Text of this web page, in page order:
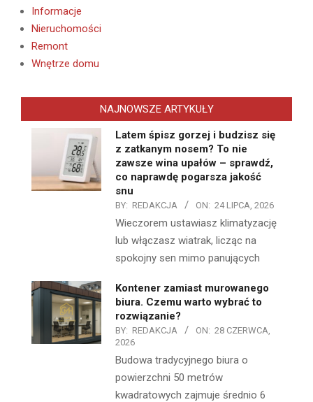
Informacje
Nieruchomości
Remont
Wnętrze domu
NAJNOWSZE ARTYKUŁY
Latem śpisz gorzej i budzisz się
z zatkanym nosem? To nie
zawsze wina upałów – sprawdź,
co naprawdę pogarsza jakość
snu
BY: REDAKCJA ON: 24 LIPCA, 2026
Wieczorem ustawiasz klimatyzację
lub włączasz wiatrak, licząc na
spokojny sen mimo panujących
Kontener zamiast murowanego
biura. Czemu warto wybrać to
rozwiązanie?
BY: REDAKCJA ON: 28 CZERWCA,
2026
Budowa tradycyjnego biura o
powierzchni 50 metrów
kwadratowych zajmuje średnio 6